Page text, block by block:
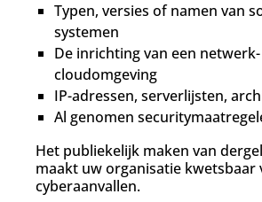
Typen, versies of namen van
systemen
De inrichting van een
cloudomgeving
IP-adressen, serverlijsten,
Al genomen
Het publiekelijk maken van
maakt uw organisatie kwetsbaar
cyberaanvallen.